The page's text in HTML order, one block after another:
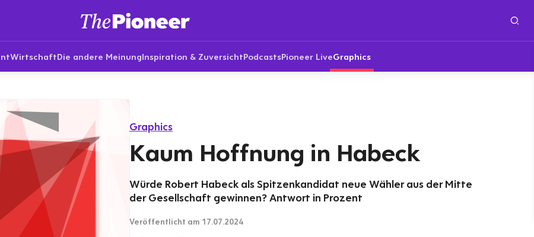
WirtschaftDie andere MeinungInspiration & ZuversichtPodcastsPioneer LiveGraphics
Graphics
Kaum Hoffnung in Habeck
Würde Robert Habeck als Spitzenkandidat neue Wähler aus der Mitte
der Gesellschaft gewinnen? Antwort in Prozent
Veröffentlicht am 17.07.2024